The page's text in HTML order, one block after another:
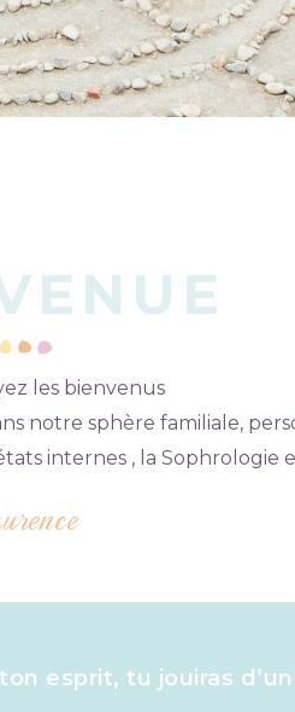
les bienvenus
notre sphère familiale,
internes , la Sophrologie
esprit, tu jouiras